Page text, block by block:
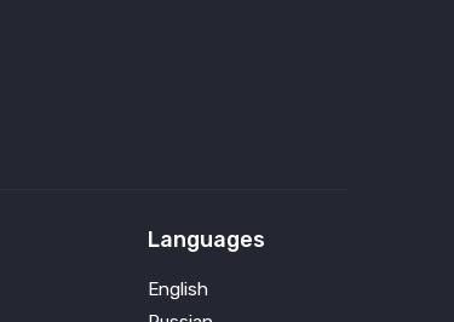
Languages
English